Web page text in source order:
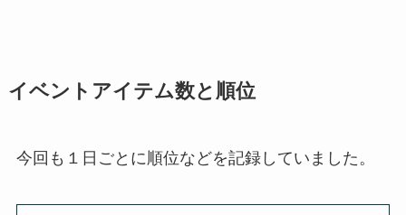
イベントアイテム数と順位
今回も１日ごとに順位などを記録していました。